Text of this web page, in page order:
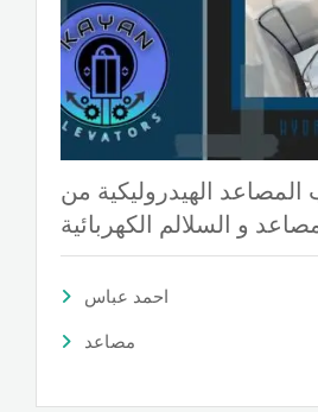
المصاعد الهيدروليكية من
و السلالم الكهربائية
احمد عباس
مصاعد